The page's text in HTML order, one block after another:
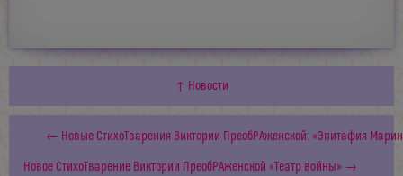
↑ Новости
← Новые СтихоТварения Виктории ПреобРАженской: «Эпитафия
Новое СтихоТварение Виктории ПреобРАженской «Театр войны» →